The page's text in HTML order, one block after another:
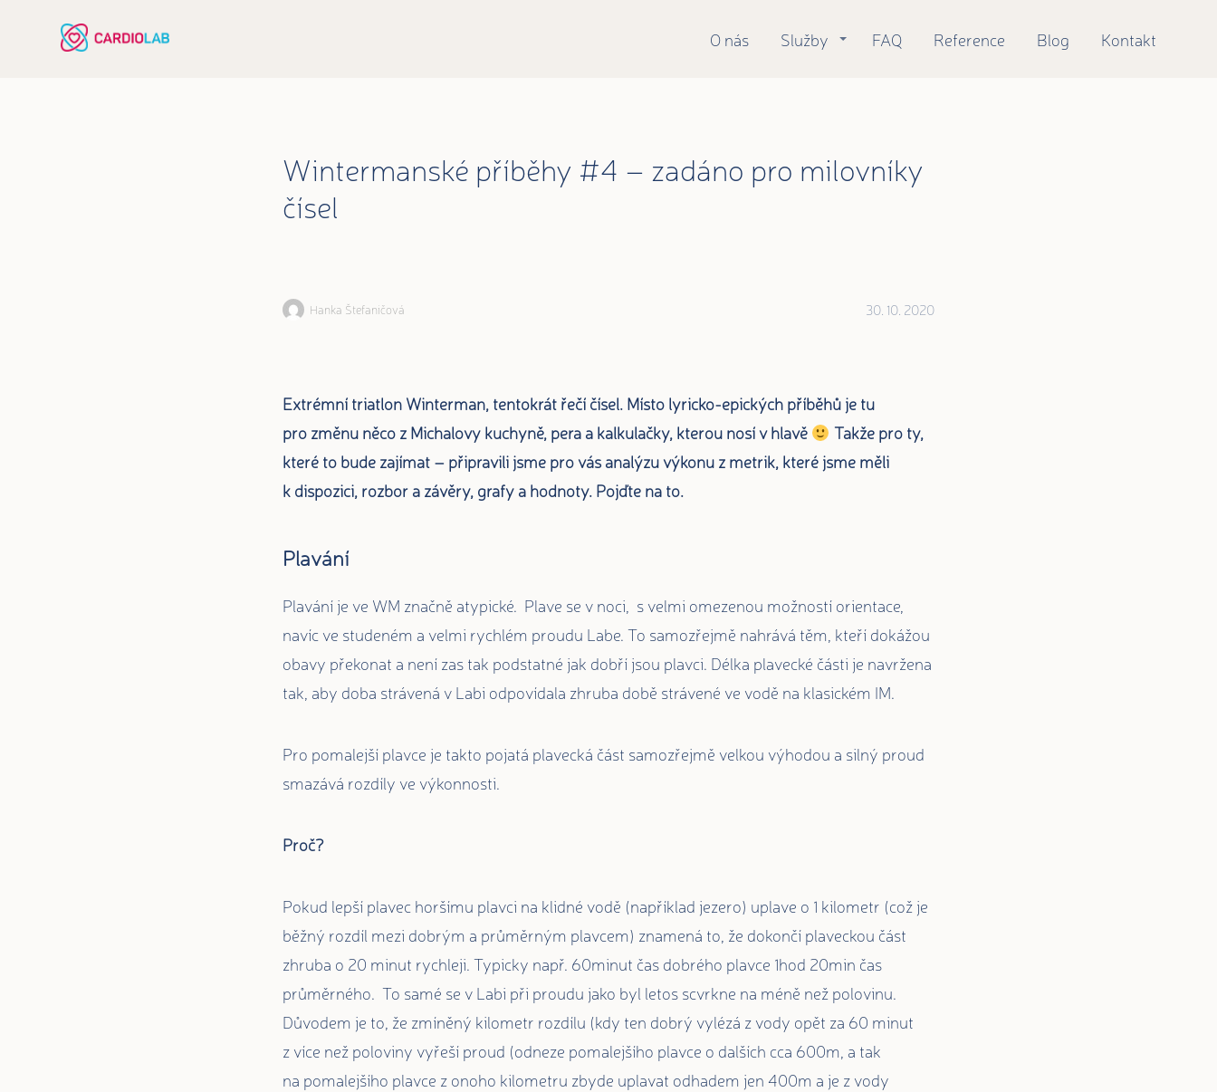
O nás Služby FAQ Reference Blog Kontakt
Wintermanské příběhy #4 – zadáno pro milovníky
čísel
Hanka Štefaničová 30. 10. 2020
Extrémní triatlon Winterman, tentokrát řečí čísel. Místo lyricko-epických příběhů je tu
pro změnu něco z Michalovy kuchyně, pera a kalkulačky, kterou nosí v hlavě
Takže pro ty,
které to bude zajímat – připravili jsme pro vás analýzu výkonu z metrik, které jsme měli
k dispozici, rozbor a závěry, grafy a hodnoty. Pojďte na to.
Plavání
Plavání je ve WM značně atypické. Plave se v noci, s velmi omezenou možností orientace,
navíc ve studeném a velmi rychlém proudu Labe. To samozřejmě nahrává těm, kteří dokážou
obavy překonat a není zas tak podstatné jak dobří jsou plavci. Délka plavecké části je navržena
tak, aby doba strávená v Labi odpovídala zhruba době strávené ve vodě na klasickém IM.
Pro pomalejší plavce je takto pojatá plavecká část samozřejmě velkou výhodou a silný proud
smazává rozdíly ve výkonnosti.
Proč?
Pokud lepší plavec horšímu plavci na klidné vodě (například jezero) uplave o 1 kilometr (což je
běžný rozdíl mezi dobrým a průměrným plavcem) znamená to, že dokončí plaveckou část
zhruba o 20 minut rychleji. Typicky např. 60minut čas dobrého plavce 1hod 20min čas
průměrného. To samé se v Labi při proudu jako byl letos scvrkne na méně než polovinu.
Důvodem je to, že zmíněný kilometr rozdílu (kdy ten dobrý vylézá z vody opět za 60 minut
z více než poloviny vyřeší proud (odneze pomalejšího plavce o dalších cca 600m, a tak
na pomalejšího plavce z onoho kilometru zbyde uplavat odhadem jen 400m a je z vody